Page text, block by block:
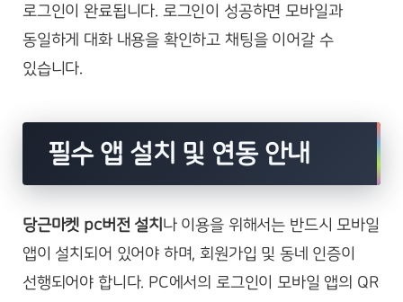
로그인이 완료됩니다. 로그인이 성공하면 모바일과
동일하게 대화 내용을 확인하고 채팅을 이어갈 수
있습니다.
필수 앱 설치 및 연동 안내
당근마켓 pc버전 설치 나 이용을 위해서는 반드시 모바일
앱이 설치되어 있어야 하며, 회원가입 및 동네 인증이
선행되어야 합니다. PC에서의 로그인이 모바일 앱의 QR